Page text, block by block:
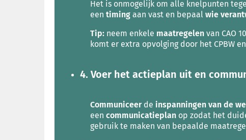
Het is onmogelijk om alle knelpunten
een timing aan vast en bepaal wie
Tip: neem enkele maatregelen van CAO
komt er extra opvolging door het CPBW
4. Voer het actieplan uit en
Communiceerde inspanningen van de
een communicatieplan op zodat het
gebruik te maken van bepaalde